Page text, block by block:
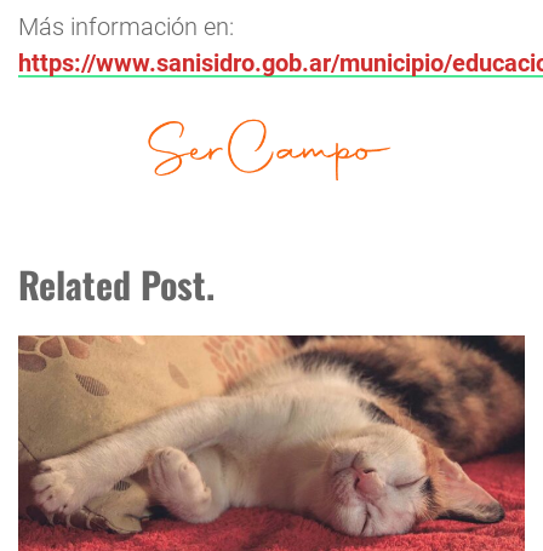
Más información en:
https://www.sanisidro.gob.ar/municipio/
Related Post.